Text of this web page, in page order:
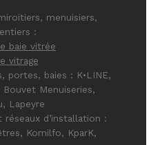
menuisiers,
:
baie vitrée
vitrage
portes, baies : K•LINE,
Bouvet Menuiseries,
Lapeyre
réseaux d’installation :
Komilfo, KparK,